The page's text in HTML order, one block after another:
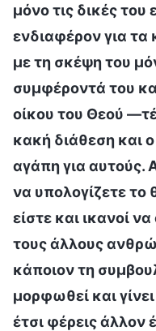
μόνο τις δικές του
ενδιαφέρον για
με τη σκέψη του
συμφέροντά του
οίκου του Θεού
κακή διάθεση και
αγάπη για αυτούς.
να υπολογίζετε το
είστε και ικανοί
τους άλλους
κάποιον τη
μορφωθεί και
έτσι φέρεις άλλον